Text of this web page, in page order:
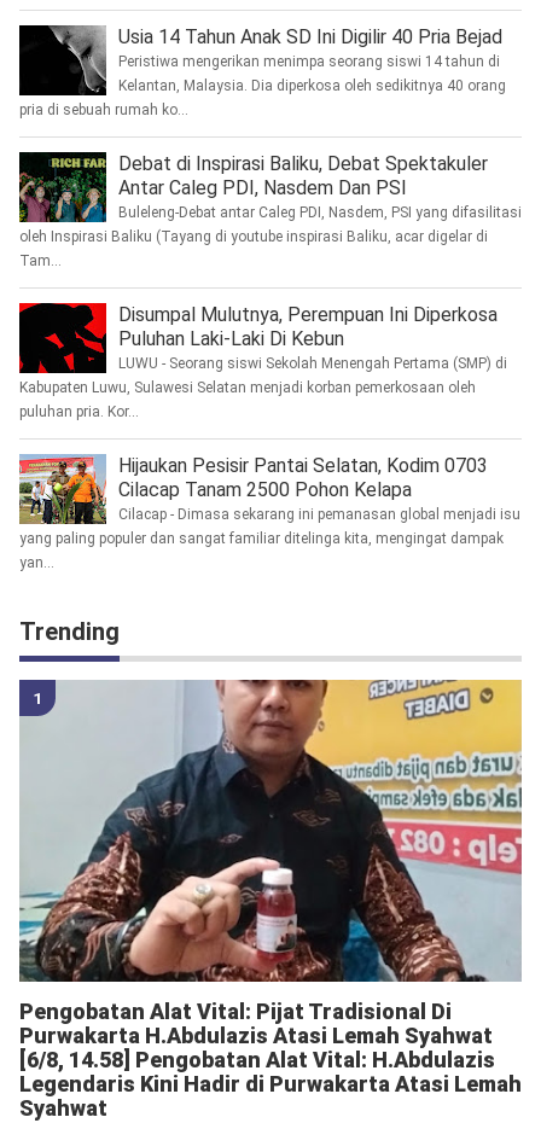
Usia 14 Tahun Anak SD Ini Digilir 40 Pria Bejad
Peristiwa mengerikan menimpa seorang siswi 14 tahun di
Kelantan, Malaysia. Dia diperkosa oleh sedikitnya 40 orang
pria di sebuah rumah ko...
Debat di Inspirasi Baliku, Debat Spektakuler
Antar Caleg PDI, Nasdem Dan PSI
Buleleng-Debat antar Caleg PDI, Nasdem, PSI yang difasilitasi
oleh Inspirasi Baliku (Tayang di youtube inspirasi Baliku, acar digelar di
Tam...
Disumpal Mulutnya, Perempuan Ini Diperkosa
Puluhan Laki-Laki Di Kebun
LUWU - Seorang siswi Sekolah Menengah Pertama (SMP) di
Kabupaten Luwu, Sulawesi Selatan menjadi korban pemerkosaan oleh
puluhan pria. Kor...
Hijaukan Pesisir Pantai Selatan, Kodim 0703
Cilacap Tanam 2500 Pohon Kelapa
Cilacap - Dimasa sekarang ini pemanasan global menjadi isu
yang paling populer dan sangat familiar ditelinga kita, mengingat dampak
yan...
Trending
Pengobatan Alat Vital: Pijat Tradisional Di
Purwakarta H.Abdulazis Atasi Lemah Syahwat
[6/8, 14.58] Pengobatan Alat Vital: H.Abdulazis
Legendaris Kini Hadir di Purwakarta Atasi Lemah
Syahwat